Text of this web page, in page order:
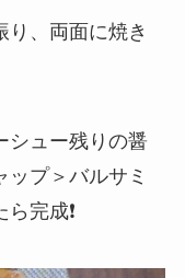
り、両面に焼き
シュー残りの醤
プ＞バルサミ
完成❗